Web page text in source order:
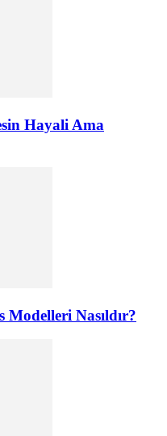
Hayali Ama
Modelleri Nasıldır?